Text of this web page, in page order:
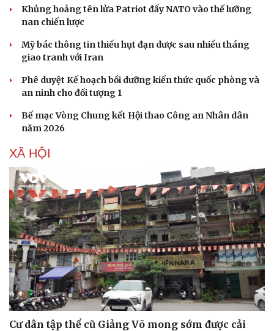
Sức khỏe
Dinh dưỡng - món ngon
Cây thuốc
Sản phụ khoa
Nhi khoa
Nam khoa
Làm đẹp - giảm cân
Phòng mạch online
Ăn sạch sống khỏe
Đời sống
Nhà đẹp
Blog
Tình yêu - Gia đình
Khủng hoảng tên lửa Patriot đẩy NATO vào thế lưỡng
nan chiến lược
Mỹ bác thông tin thiếu hụt đạn dược sau nhiều tháng
giao tranh với Iran
Phê duyệt Kế hoạch bồi dưỡng kiến thức quốc phòng và
an ninh cho đối tượng 1
Bế mạc Vòng Chung kết Hội thao Công an Nhân dân
năm 2026
XÃ HỘI
Cư dân tập thể cũ Giảng Võ mong sớm được cải